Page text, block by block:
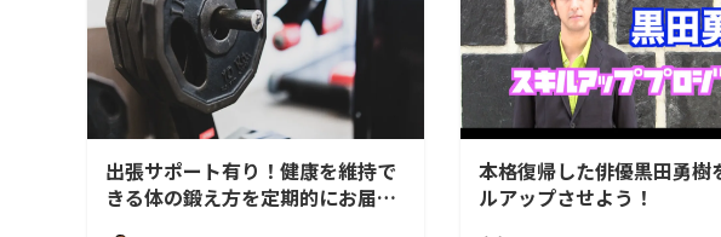
出張サポート有り！健康を維持で
きる体の鍛え方を定期的にお届け
本格復帰した俳優黒田勇樹
ルアップさせよう！